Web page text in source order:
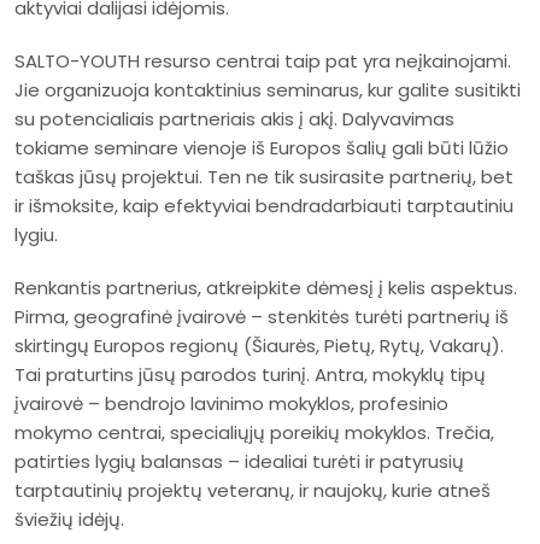
aktyviai dalijasi idėjomis.
SALTO-YOUTH resurso centrai taip pat yra neįkainojami.
Jie organizuoja kontaktinius seminarus, kur galite susitikti
su potencialiais partneriais akis į akį. Dalyvavimas
tokiame seminare vienoje iš Europos šalių gali būti lūžio
taškas jūsų projektui. Ten ne tik susirasite partnerių, bet
ir išmoksite, kaip efektyviai bendradarbiauti tarptautiniu
lygiu.
Renkantis partnerius, atkreipkite dėmesį į kelis aspektus.
Pirma, geografinė įvairovė – stenkitės turėti partnerių iš
skirtingų Europos regionų (Šiaurės, Pietų, Rytų, Vakarų).
Tai praturtins jūsų parodos turinį. Antra, mokyklų tipų
įvairovė – bendrojo lavinimo mokyklos, profesinio
mokymo centrai, specialiųjų poreikių mokyklos. Trečia,
patirties lygių balansas – idealiai turėti ir patyrusių
tarptautinių projektų veteranų, ir naujokų, kurie atneš
šviežių idėjų.